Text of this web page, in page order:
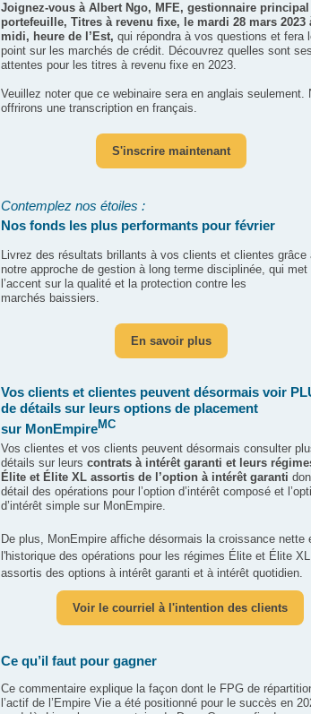
Joignez-vous à Albert Ngo, MFE, gestionnaire principal
portefeuille, Titres à revenu fixe, le mardi 28 mars 2023
midi, heure de l’Est, qui répondra à vos questions et fera
point sur les marchés de crédit. Découvrez quelles sont ses
attentes pour les titres à revenu fixe en 2023.
Veuillez noter que ce webinaire sera en anglais seulement.
offrirons une transcription en français.
S'inscrire maintenant
Contemplez nos étoiles :
Nos fonds les plus performants pour février
Livrez des résultats brillants à vos clients et clientes grâce
notre approche de gestion à long terme disciplinée, qui met
l’accent sur la qualité et la protection contre les
marchés baissiers.
En savoir plus
Vos clients et clientes peuvent désormais voir
de détails sur leurs options de placement
sur MonEmpireMC
Vos clientes et vos clients peuvent désormais consulter
détails sur leurs contrats à intérêt garanti et leurs
Élite et Élite XL assortis de l’option à intérêt garanti
détail des opérations pour l’option d’intérêt composé et
d’intérêt simple sur MonEmpire.
De plus, MonEmpire affiche désormais la croissance nette
l'historique des opérations pour les régimes Élite et Élite XL
assortis des options à intérêt garanti et à intérêt quotidien.
Voir le courriel à l'intention des clients
Ce qu’il faut pour gagner
Ce commentaire explique la façon dont le FPG de
l’actif de l’Empire Vie a été positionné pour le succès en